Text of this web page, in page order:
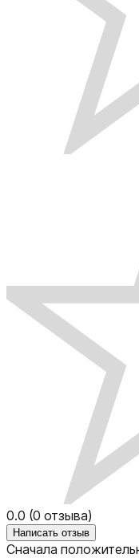
0.0 (0 отзыва)
Написать отзыв
Сначала